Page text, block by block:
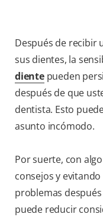
Después de recibir
sus dientes, la
dientepueden
después de que
dentista. Esto
asunto incómodo.
Por suerte, con
consejos y
problemas
puede reducir